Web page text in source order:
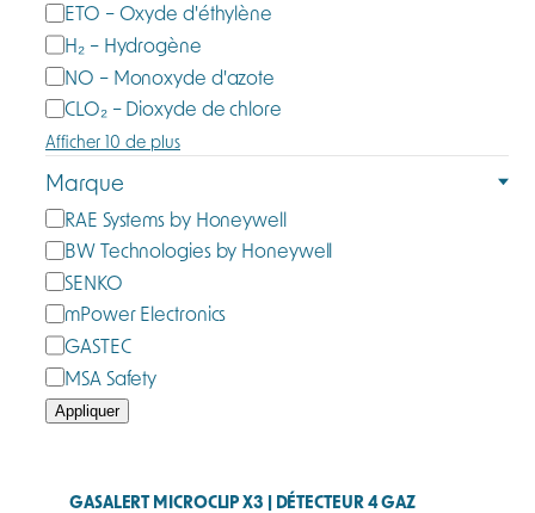
ETO – Oxyde d'éthylène
H₂ – Hydrogène
NO – Monoxyde d'azote
CLO₂ – Dioxyde de chlore
Afficher 10 de plus
Marque
M
a
r
q
u
e
RAE Systems by Honeywell
BW Technologies by Honeywell
SENKO
mPower Electronics
GASTEC
MSA Safety
Appliquer
GASALERT MICROCLIP X3 | DÉTECTEUR 4 GAZ